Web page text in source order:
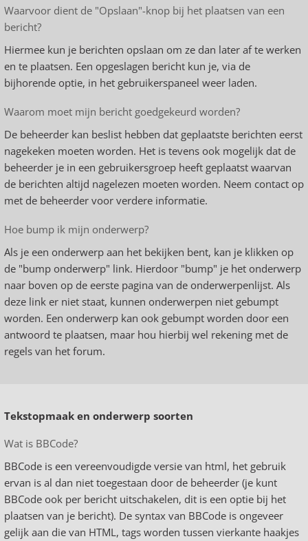
Waarvoor dient de "Opslaan"-knop bij het plaatsen van een
bericht?
Hiermee kun je berichten opslaan om ze dan later af te werken
en te plaatsen. Een opgeslagen bericht kun je, via de
bijhorende optie, in het gebruikerspaneel weer laden.
Waarom moet mijn bericht goedgekeurd worden?
De beheerder kan beslist hebben dat geplaatste berichten eerst
nagekeken moeten worden. Het is tevens ook mogelijk dat de
beheerder je in een gebruikersgroep heeft geplaatst waarvan
de berichten altijd nagelezen moeten worden. Neem contact op
met de beheerder voor verdere informatie.
Hoe bump ik mijn onderwerp?
Als je een onderwerp aan het bekijken bent, kan je klikken op
de "bump onderwerp" link. Hierdoor "bump" je het onderwerp
naar boven op de eerste pagina van de onderwerpenlijst. Als
deze link er niet staat, kunnen onderwerpen niet gebumpt
worden. Een onderwerp kan ook gebumpt worden door een
antwoord te plaatsen, maar hou hierbij wel rekening met de
regels van het forum.
Tekstopmaak en onderwerp soorten
Wat is BBCode?
BBCode is een vereenvoudigde versie van html, het gebruik
ervan is al dan niet toegestaan door de beheerder (je kunt
BBCode ook per bericht uitschakelen, dit is een optie bij het
plaatsen van je bericht). De syntax van BBCode is ongeveer
gelijk aan die van HTML, tags worden tussen vierkante haakjes